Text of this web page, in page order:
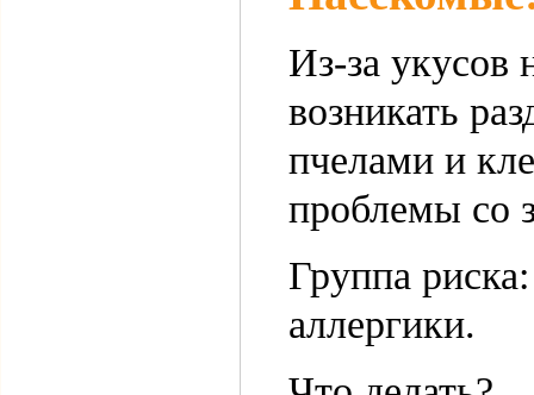
Из-за укусов
возникать
пчелами и
проблемы со
Группа
аллергики.